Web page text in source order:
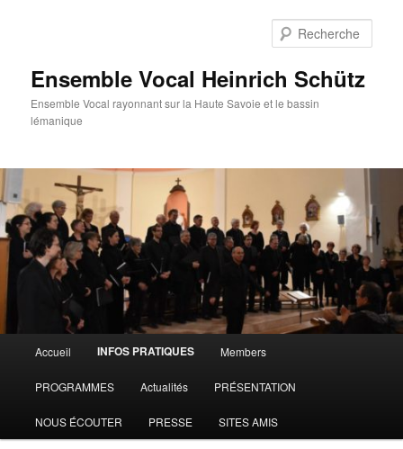
Ensemble Vocal Heinrich Schütz
Ensemble Vocal rayonnant sur la Haute Savoie et le bassin
lémanique
principal
Accueil INFOS PRATIQUES Members
PROGRAMMES Actualités PRÉSENTATION
NOUS ÉCOUTER PRESSE SITES AMIS